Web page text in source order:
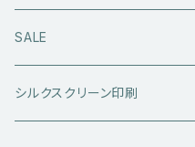
長袖シャツ
ジーンズ
ミリタリーパンツ
シューズ
スニーカー
アクセサリー
キャップ・帽子
アウターウエア
ベトジャン
コラボ商品
SALE
シルクスクリーン印刷